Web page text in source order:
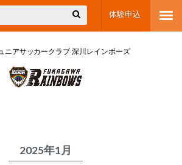
ニアサッカークラブ 深川レインボーズ
体験申込
2025年1月